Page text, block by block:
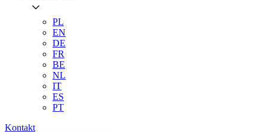
PL
EN
DE
FR
BE
NL
IT
ES
PT
Kontakt